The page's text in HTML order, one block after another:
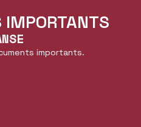
IMPORTANTS
importants.